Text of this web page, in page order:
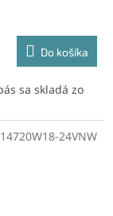
Do košíka
sa skladá zo
24VNW